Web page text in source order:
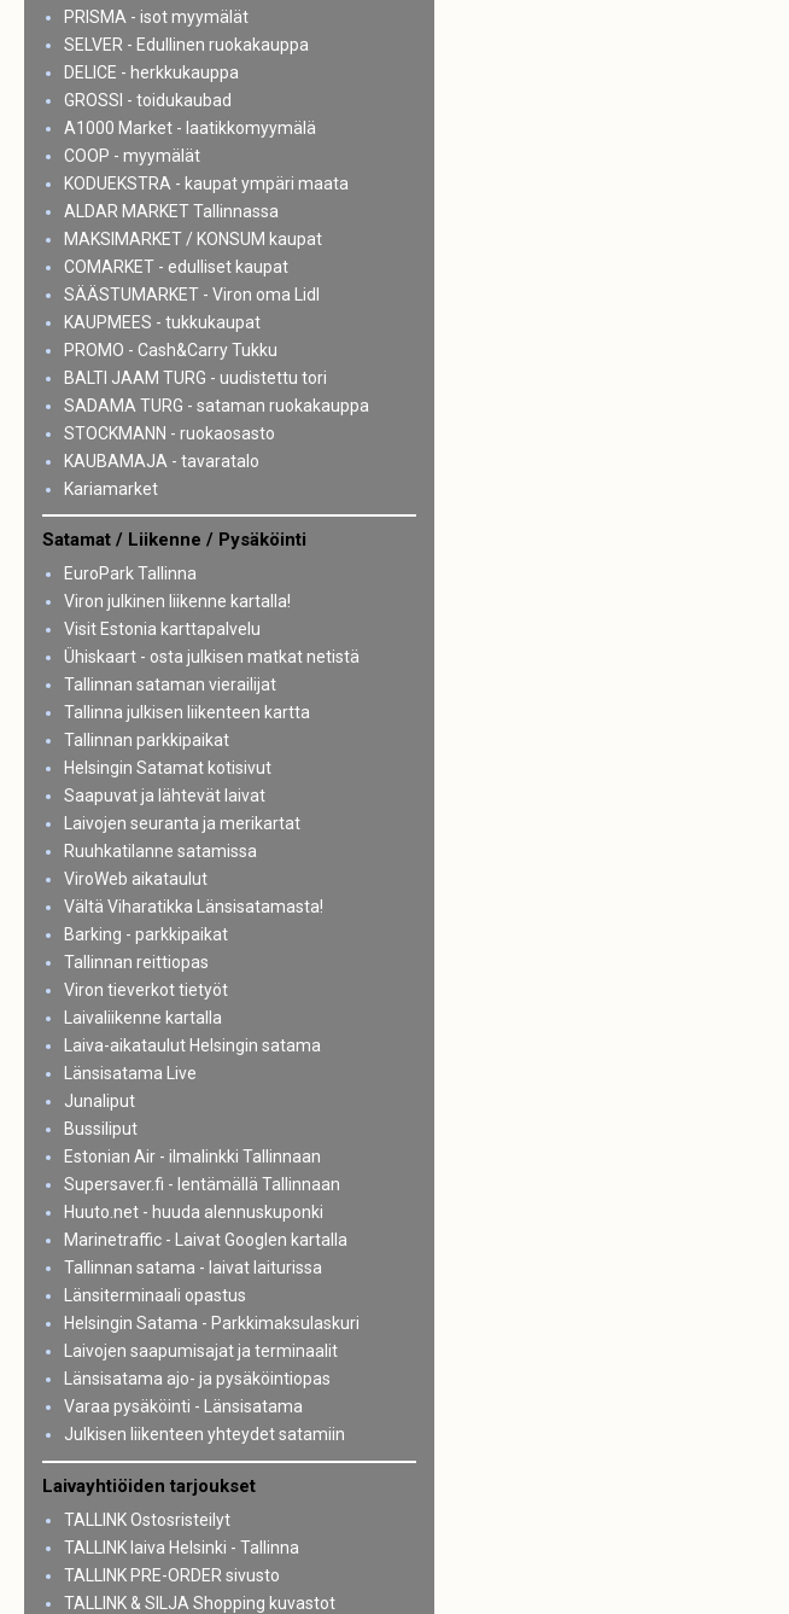
PRISMA - isot myymälät
SELVER - Edullinen ruokakauppa
DELICE - herkkukauppa
GROSSI - toidukaubad
A1000 Market - laatikkomyymälä
COOP - myymälät
KODUEKSTRA - kaupat ympäri maata
ALDAR MARKET Tallinnassa
MAKSIMARKET / KONSUM kaupat
COMARKET - edulliset kaupat
SÄÄSTUMARKET - Viron oma Lidl
KAUPMEES - tukkukaupat
PROMO - Cash&Carry Tukku
BALTI JAAM TURG - uudistettu tori
SADAMA TURG - sataman ruokakauppa
STOCKMANN - ruokaosasto
KAUBAMAJA - tavaratalo
Kariamarket
Satamat / Liikenne / Pysäköinti
EuroPark Tallinna
Viron julkinen liikenne kartalla!
Visit Estonia karttapalvelu
Ühiskaart - osta julkisen matkat netistä
Tallinnan sataman vierailijat
Tallinna julkisen liikenteen kartta
Tallinnan parkkipaikat
Helsingin Satamat kotisivut
Saapuvat ja lähtevät laivat
Laivojen seuranta ja merikartat
Ruuhkatilanne satamissa
ViroWeb aikataulut
Vältä Viharatikka Länsisatamasta!
Barking - parkkipaikat
Tallinnan reittiopas
Viron tieverkot tietyöt
Laivaliikenne kartalla
Laiva-aikataulut Helsingin satama
Länsisatama Live
Junaliput
Bussiliput
Estonian Air - ilmalinkki Tallinnaan
Supersaver.fi - lentämällä Tallinnaan
Huuto.net - huuda alennuskuponki
Marinetraffic - Laivat Googlen kartalla
Tallinnan satama - laivat laiturissa
Länsiterminaali opastus
Helsingin Satama - Parkkimaksulaskuri
Laivojen saapumisajat ja terminaalit
Länsisatama ajo- ja pysäköintiopas
Varaa pysäköinti - Länsisatama
Julkisen liikenteen yhteydet satamiin
Laivayhtiöiden tarjoukset
TALLINK Ostosristeilyt
TALLINK laiva Helsinki - Tallinna
TALLINK PRE-ORDER sivusto
TALLINK & SILJA Shopping kuvastot